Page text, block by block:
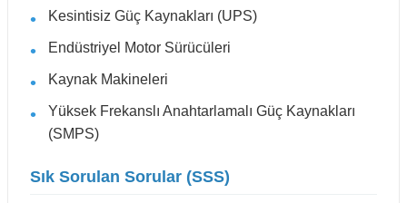
Kesintisiz Güç Kaynakları (UPS)
Endüstriyel Motor Sürücüleri
Kaynak Makineleri
Yüksek Frekanslı Anahtarlamalı Güç Kaynakları
(SMPS)
Sık Sorulan Sorular (SSS)